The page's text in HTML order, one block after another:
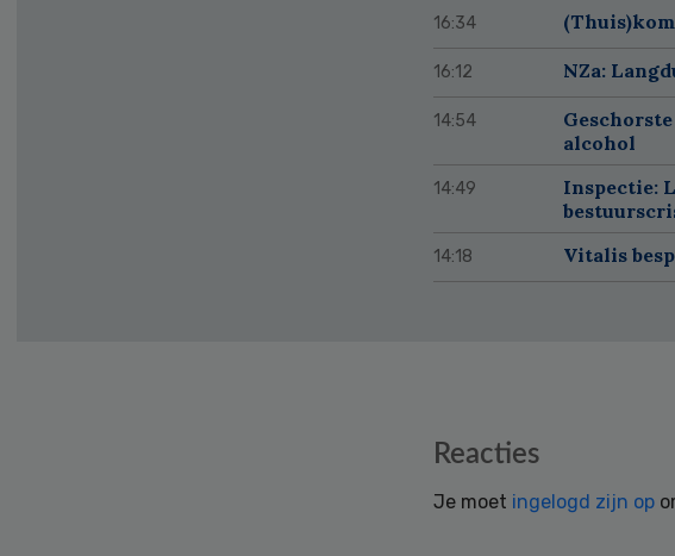
16:34
16:12 NZa:
14:54
alcohol
14:49
Inspectie:
14:18 Vitalis
Reacties
Je moet ingelogd zijn op